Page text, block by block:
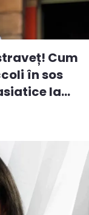
Cum
în sos
la